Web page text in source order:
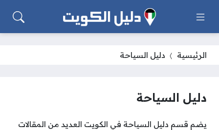
الرئيسية دليل السياحة
دليل السياحة
يضم قسم دليل السياحة في الكويت العديد من المقالات